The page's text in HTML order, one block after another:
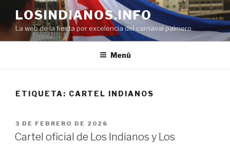
contenido
LOSINDIANOS.INFO
La web de la fiesta por excelencia del carnaval palmero
Menú
ETIQUETA: CARTEL INDIANOS
PUBLICADO
EL
3 DE FEBRERO DE 2026
Cartel oficial de Los Indianos y Los